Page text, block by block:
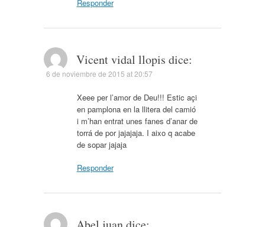
Responder
Vicent vidal llopis dice:
6 de noviembre de 2015 at 20:57
Xeee per l’amor de Deu!!! Estic açi
en pamplona en la llitera del camió
i m’han entrat unes fanes d’anar de
torrá de por jajajaja. I aixo q acabe
de sopar jajaja
Responder